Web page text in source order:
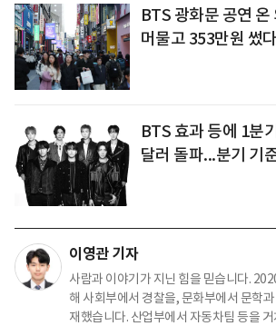
BTS 광화문 공연 온
머물고 353만원 썼다
BTS 효과 등에 1분
달러 돌파...분기 기
이영관 기자
사람과 이야기가 지닌 힘을 믿습니다.
해 사회부에서 경찰을, 문화부에서 문학
재했습니다. 산업부에서 자동차팀 등을